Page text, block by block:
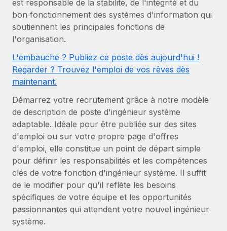
Gestion des freelances
Intégrez et gérez vos freelances partout dans le monde
PEO
INFRASTRUCTURE
Intégration Remote
Intégrez vos RH aux flux de travail en toute simplicité
Plateforme
Des fonctions RH clés intégrées pour votre équipe
Connecter Nouveau
Connectez n'importe quel outil d’IA à Remote grâce à
notre MCP
Intégrations
Rationalisez vos processus avec des outils essentiels
Comparer Remote
Examinez notre service par rapport aux autres
CROISSANCE
Start-ups
Des solutions agiles et internationales pour les RH et la
Entreprises intermédiaires
Développez vos équipes avec des solutions RH sur
mesure
Entreprise
Les RH à l’international pour les grandes entreprises
TRAVAILLONS ENSEMBLE
Partenaires stratégiques de la tech
pays
Calculateur de paiement des freelances
Découvrez les devises disponibles et les vitesses de
paiement pour vos freelances internationaux
Recherche et guides
Études de cas
Glossaire RH
Checklists et modèles
Descriptions de postes
Webinaires
Nederlands
Français
Deutsch
Italiano
Português (Portugal)
日本語
한국어
中文（简体）
Connexion
est responsable de la stabilité, de l'intégrité et du
bon fonctionnement des systèmes d'information qui
soutiennent les principales fonctions de
l'organisation.
L'embauche ? Publiez ce poste dès aujourd'hui !
Regarder ? Trouvez l'emploi de vos rêves dès
maintenant.
Démarrez votre recrutement grâce à notre modèle
de description de poste d'ingénieur système
adaptable. Idéale pour être publiée sur des sites
d'emploi ou sur votre propre page d'offres
d'emploi, elle constitue un point de départ simple
pour définir les responsabilités et les compétences
clés de votre fonction d'ingénieur système. Il suffit
de le modifier pour qu'il reflète les besoins
spécifiques de votre équipe et les opportunités
passionnantes qui attendent votre nouvel ingénieur
système.